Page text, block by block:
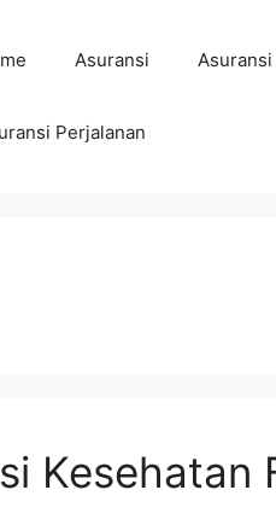
Asuransi
Perjalanan
Kesehatan